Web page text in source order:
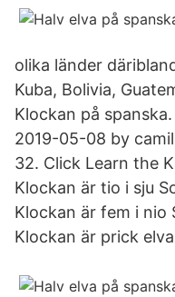
olika länder
Kuba, Bolivia,
Klockan på
2019-05-08 by
32. Click Learn the
Klockan är tio i sju
Klockan är fem i nio
Klockan är prick